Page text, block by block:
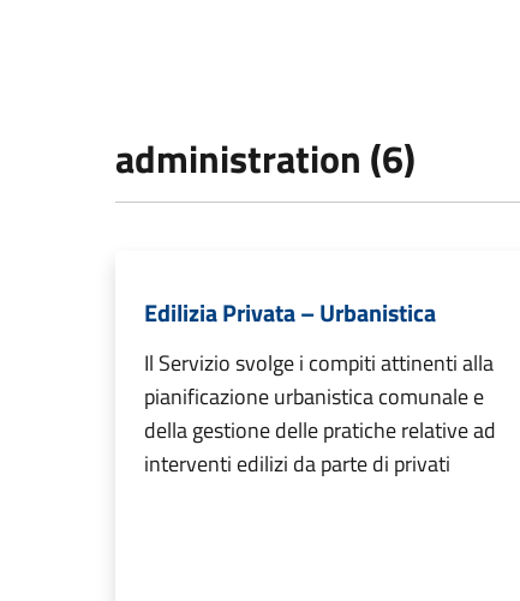
administration (6)
Edilizia Privata – Urbanistica
Il Servizio svolge i compiti attinenti alla
pianificazione urbanistica comunale e
della gestione delle pratiche relative ad
interventi edilizi da parte di privati